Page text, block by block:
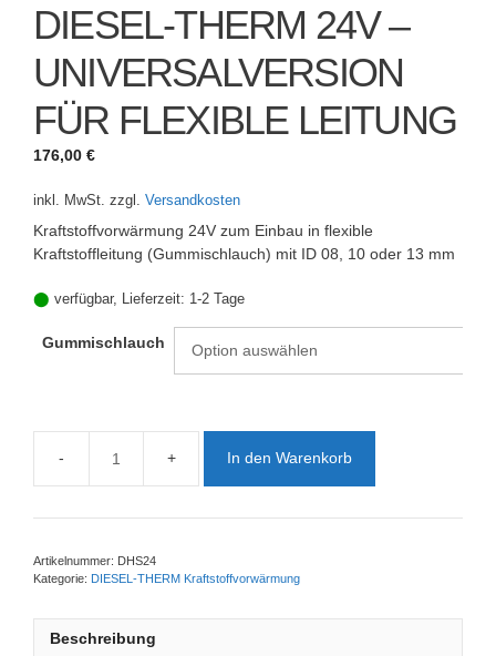
DIESEL-THERM 24V –
UNIVERSALVERSION
FÜR FLEXIBLE LEITUNG
176,00 €
inkl. MwSt. zzgl. Versandkosten
Kraftstoffvorwärmung 24V zum Einbau in flexible
Kraftstoffleitung (Gummischlauch) mit ID 08, 10 oder 13 mm
⬤ verfügbar, Lieferzeit: 1-2 Tage
Gummischlauch
DIESEL-
THERM
24V
für
In den Warenkorb
Artikelnummer: DHS24
Kategorie: DIESEL-THERM Kraftstoffvorwärmung
Beschreibung